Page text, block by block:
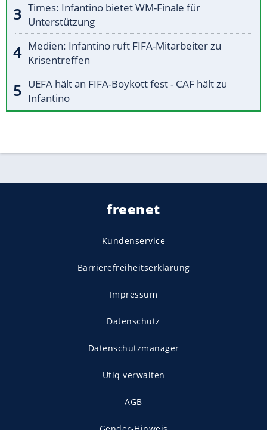
Times: Infantino bietet WM-Finale für
Unterstützung
Medien: Infantino ruft FIFA-Mitarbeiter zu
Krisentreffen
UEFA hält an FIFA-Boykott fest - CAF hält zu
Infantino
freenet
Kundenservice
Barrierefreiheitserklärung
Impressum
Datenschutz
Datenschutzmanager
Utiq verwalten
AGB